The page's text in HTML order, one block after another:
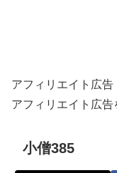
アフィリエイト広告
アフィリエイト広告
小僧385